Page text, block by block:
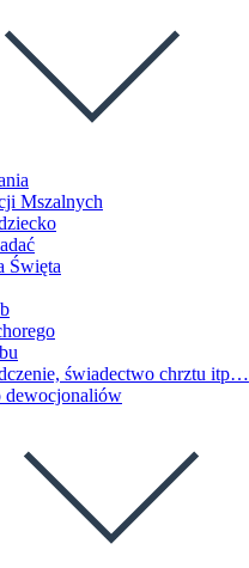
Mszalnych
Święta
świadectwo chrztu itp…
dewocjonaliów